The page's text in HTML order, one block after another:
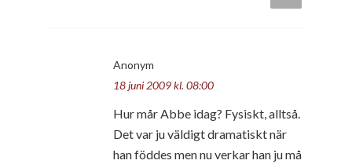
Anonym
18 juni 2009 kl. 08:00
Hur mår Abbe idag? Fysiskt, alltså.
Det var ju väldigt dramatiskt när
han föddes men nu verkar han ju må